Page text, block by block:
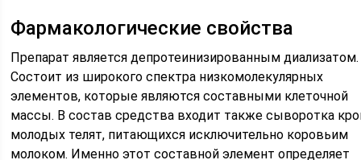
Фармакологические свойства
Препарат является депротеинизированным диализатом.
Состоит из широкого спектра низкомолекулярных
элементов, которые являются составными клеточной
массы. В состав средства входит также сыворотка
молодых телят, питающихся исключительно коровьим
молоком. Именно этот составной элемент определяет